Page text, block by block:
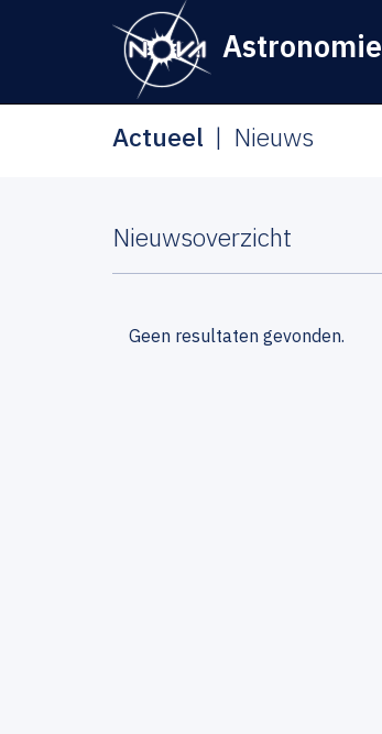
Astronomie
Actueel Nieuws
Nieuwsoverzicht
Geen resultaten gevonden.